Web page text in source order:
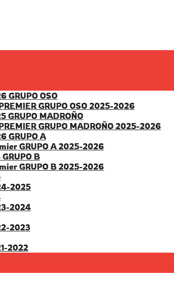
GRUPO OSO
GRUPO OSO 2025-2026
GRUPO MADROÑO
GRUPO MADROÑO 2025-2026
GRUPO A
GRUPO A 2025-2026
B
GRUPO B 2025-2026
2025
2024
2023
2022